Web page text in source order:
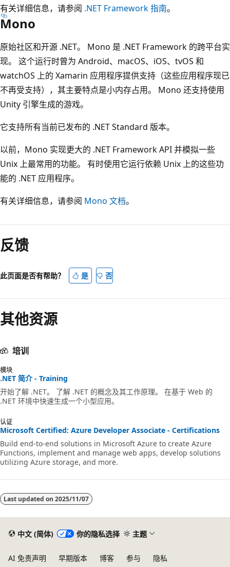
有关详细信息，请参阅 .NET Framework 指南。
Mono
原始社区和开源 .NET。 Mono 是 .NET Framework 的跨平台实
现。 这个运行时曾为 Android、macOS、iOS、tvOS 和
watchOS 上的 Xamarin 应用程序提供支持（这些应用程序现已
不再受支持），其主要特点是小内存占用。 Mono 还支持使用
Unity 引擎生成的游戏。
它支持所有当前已发布的 .NET Standard 版本。
以前，Mono 实现更大的 .NET Framework API 并模拟一些
Unix 上最常用的功能。 有时使用它运行依赖 Unix 上的这些功
能的 .NET 应用程序。
有关详细信息，请参阅 Mono 文档。
读
模
已
用
反馈
此页面是否有帮助？ 是 否
其他资源
培训
模块
.NET 简介 - Training
开始了解 .NET。 了解 .NET 的概念及其工作原理。 在基于 Web 的
.NET 环境中快速生成一个小型应用。
认证
Microsoft Certified: Azure Developer Associate - Certifications
Build end-to-end solutions in Microsoft Azure to create Azure
Functions, implement and manage web apps, develop solutions
utilizing Azure storage, and more.
Last updated on 2025/11/07
中文 (简体) 你的隐私选择 主题
AI 免责声明 早期版本 博客 参与 隐私